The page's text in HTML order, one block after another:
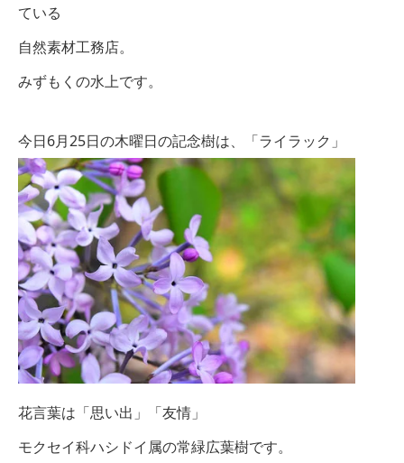
ている
自然素材工務店。
みずもくの水上です。
今日6月25日の木曜日の記念樹は、「ライラック 」
花言葉は「思い出」「友情」
モクセイ科ハシドイ属の常緑広葉樹です。